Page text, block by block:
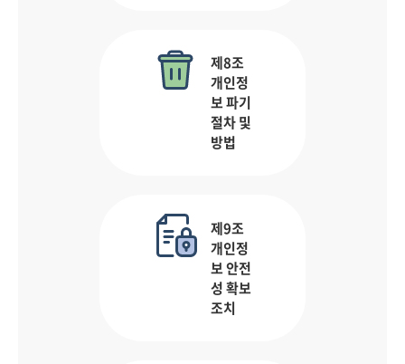
제8조
개인정
보 파기
절차 및
방법
제9조
개인정
보 안전
성 확보
조치